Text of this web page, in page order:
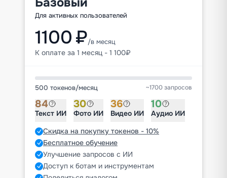
Для активных пользователей
1100 ₽/в месяц
К оплате за 1 месяц - 1 100₽
500 токенов/месяц ~1700 запросов
84
Текст ИИ
30
Фото ИИ
36
Видео ИИ
10
Аудио ИИ
Скидка на покупку токенов - 10%
Бесплатное обучение
Улучшение запросов с ИИ
Доступ к ботам и инструментам